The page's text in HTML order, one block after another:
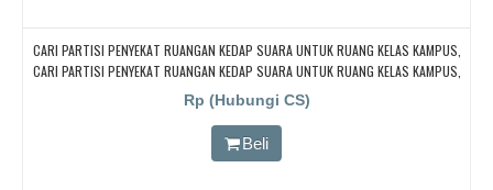
CARI PARTISI PENYEKAT RUANGAN KEDAP SUARA UNTUK RUANG KELAS KAMPUS,
CARI PARTISI PENYEKAT RUANGAN KEDAP SUARA UNTUK RUANG KELAS KAMPUS,
CARI PARTISI PENYEKAT RUANGAN KEDAP SUARA UNTUK RUANG KELAS KAMPUS,
CARI PARTISI PENYEKAT RUANGAN KEDAP SUARA UNTUK RUANG KELAS KAMPUS,
CARI PARTISI PENYEKAT RUANGAN KEDAP SUARA UNTUK RUANG KELAS KAMPUS
Rp (Hubungi CS)
Beli